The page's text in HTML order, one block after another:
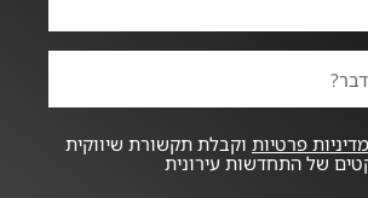
מדיניות פרטיות וקבלת תקשורת שיווקית
של התחדשות עירונית